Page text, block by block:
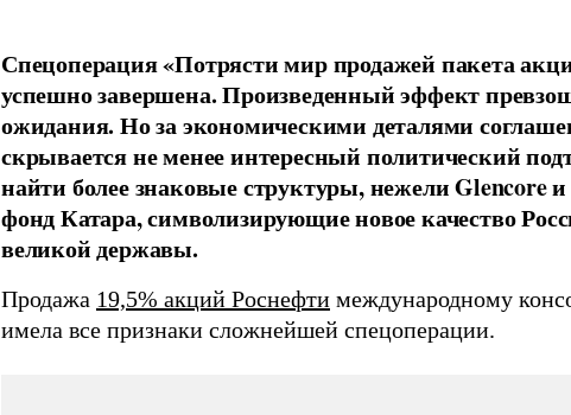
Спецоперация «Потрясти мир продажей пакета
успешно завершена. Произведенный эффект
ожидания. Но за экономическими деталями
скрывается не менее интересный политический
найти более знаковые структуры, нежели Glencore
фонд Катара, символизирующие новое качество
великой державы.
Продажа 19,5% акций Роснефти международному
имела все признаки сложнейшей спецоперации.